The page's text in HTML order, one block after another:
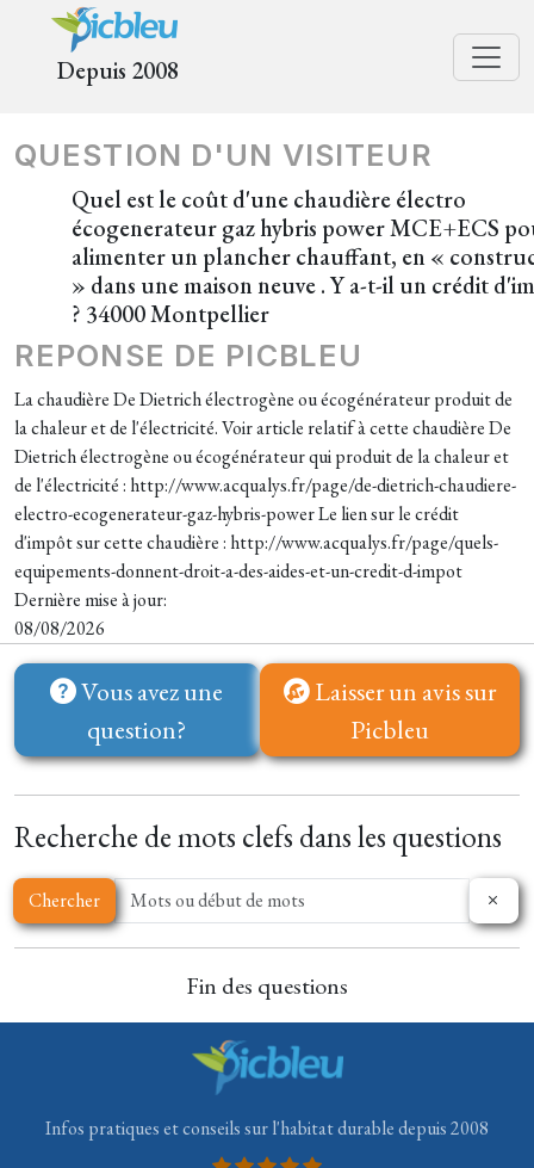
Depuis 2008
QUESTION D'UN VISITEUR
Quel est le coût d'une chaudière électro
écogenerateur gaz hybris power MCE+ECS
alimenter un plancher chauffant, en «
» dans une maison neuve . Y a-t-il un crédit
? 34000 Montpellier
REPONSE DE PICBLEU
La chaudière De Dietrich électrogène ou écogénérateur produit de
la chaleur et de l'électricité. Voir article relatif à cette chaudière De
Dietrich électrogène ou écogénérateur qui produit de la chaleur et
de l'électricité : http://www.acqualys.fr/page/de-dietrich-chaudiere-
electro-ecogenerateur-gaz-hybris-power Le lien sur le crédit
d'impôt sur cette chaudière : http://www.acqualys.fr/page/quels-
equipements-donnent-droit-a-des-aides-et-un-credit-d-impot
Dernière mise à jour:
08/08/2026
Vous avez une
question?
Laisser un avis sur
Picbleu
Recherche de mots clefs dans les questions
Chercher
Fin des questions
Infos pratiques et conseils sur l'habitat durable depuis 2008